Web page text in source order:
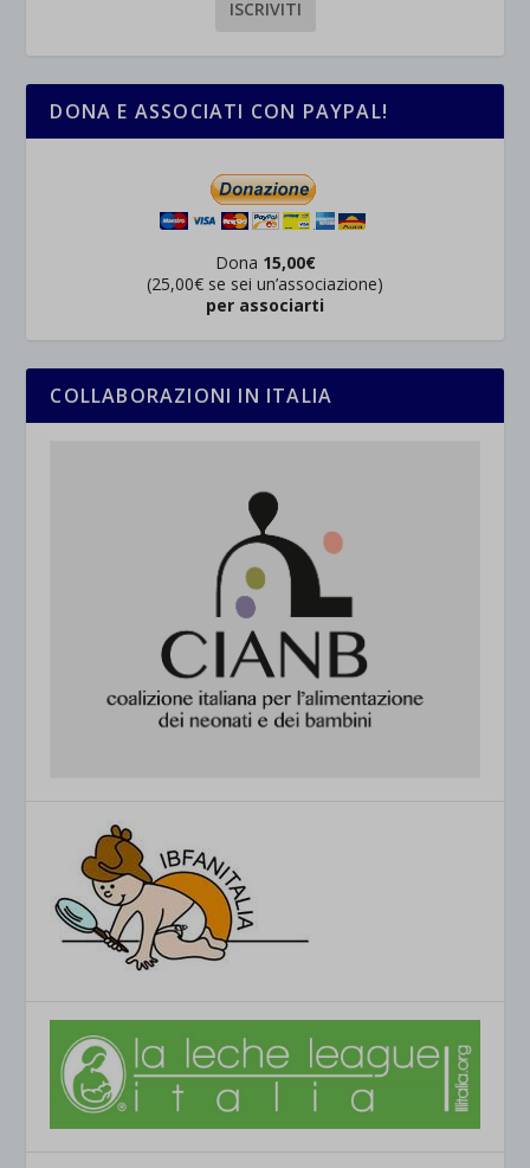
DONA E ASSOCIATI CON PAYPAL!
Dona 15,00€
(25,00€ se sei un’associazione)
per associarti
COLLABORAZIONI IN ITALIA